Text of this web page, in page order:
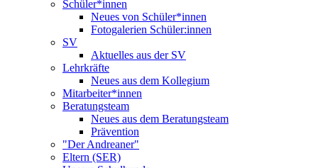
Schüler*innen
Neues von Schüler*innen
Fotogalerien Schüler:innen
SV
Aktuelles aus der SV
Lehrkräfte
Neues aus dem Kollegium
Mitarbeiter*innen
Beratungsteam
Neues aus dem Beratungsteam
Prävention
"Der Andreaner"
Eltern (SER)